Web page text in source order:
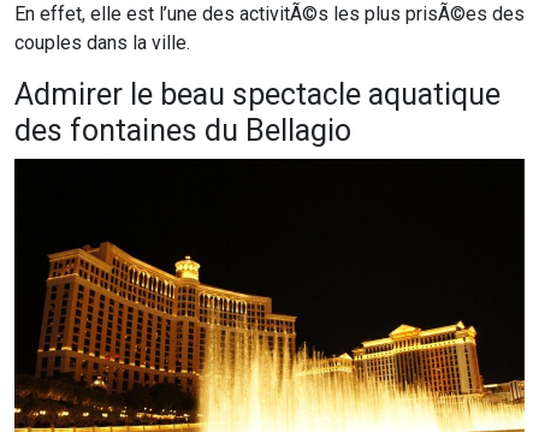
En effet, elle est l’une des activitÃ©s les plus prisÃ©es des
couples dans la ville.
Admirer le beau spectacle aquatique
des fontaines du Bellagio